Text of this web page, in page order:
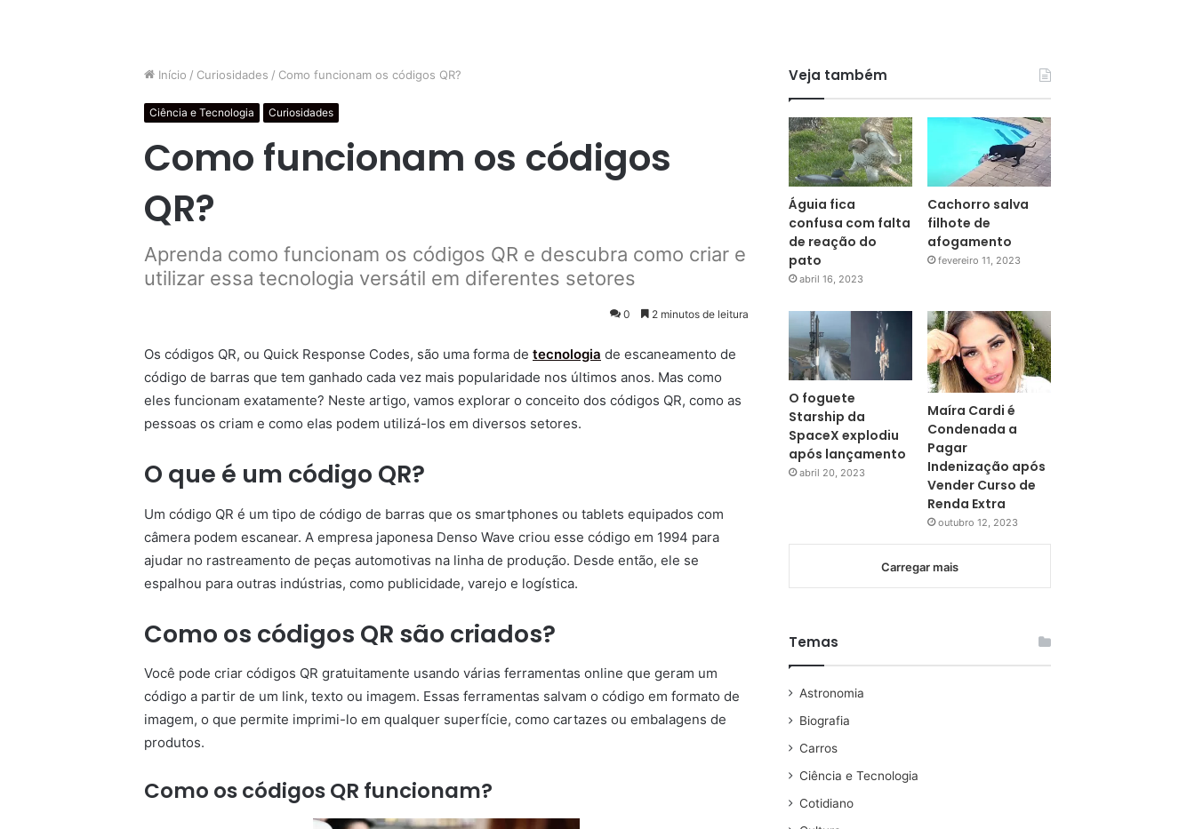
Início / Curiosidades / Como funcionam os códigos QR?
Ciência e Tecnologia Curiosidades
Como funcionam os códigos
QR?
Aprenda como funcionam os códigos QR e descubra como criar e
utilizar essa tecnologia versátil em diferentes setores
0 2 minutos de leitura
Os códigos QR, ou Quick Response Codes, são uma forma de tecnologia de escaneamento de
código de barras que tem ganhado cada vez mais popularidade nos últimos anos. Mas como
eles funcionam exatamente? Neste artigo, vamos explorar o conceito dos códigos QR, como as
pessoas os criam e como elas podem utilizá-los em diversos setores.
O que é um código QR?
Um código QR é um tipo de código de barras que os smartphones ou tablets equipados com
câmera podem escanear. A empresa japonesa Denso Wave criou esse código em 1994 para
ajudar no rastreamento de peças automotivas na linha de produção. Desde então, ele se
espalhou para outras indústrias, como publicidade, varejo e logística.
Como os códigos QR são criados?
Você pode criar códigos QR gratuitamente usando várias ferramentas online que geram um
código a partir de um link, texto ou imagem. Essas ferramentas salvam o código em formato de
imagem, o que permite imprimi-lo em qualquer superfície, como cartazes ou embalagens de
produtos.
Como os códigos QR funcionam?
Veja também
Águia fica
confusa com falta
de reação do
pato
abril 16, 2023
Cachorro salva
filhote de
afogamento
fevereiro 11, 2023
O foguete
Starship da
SpaceX explodiu
após lançamento
abril 20, 2023
Maíra Cardi é
Condenada a
Pagar
Indenização após
Vender Curso de
Renda Extra
outubro 12, 2023
Carregar mais
Temas
Astronomia
Biografia
Carros
Ciência e Tecnologia
Cotidiano